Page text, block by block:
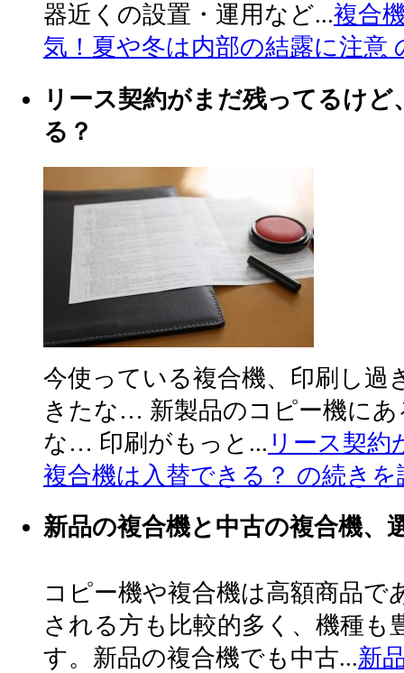
器近くの設置・運用など...複合
気！夏や冬は内部の結露に注意
リース契約がまだ残ってるけど
る？
今使っている複合機、印刷し過
きたな… 新製品のコピー機に
な… 印刷がもっと... リース契約
複合機は入替できる？ の続きを
新品の複合機と中古の複合機、
コピー機や複合機は高額商品で
される方も比較的多く、機種も
す。新品の複合機でも中古...新